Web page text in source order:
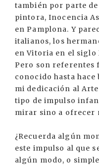
también por parte
pintora, Inocencia
en Pamplona. Y
italianos, los
en Vitoria en el siglo
Pero son referentes
conocido hasta hace
mi dedicación al
tipo de impulso
mirar sino a ofrecer
¿Recuerda algún
este impulso al que
algún modo, o